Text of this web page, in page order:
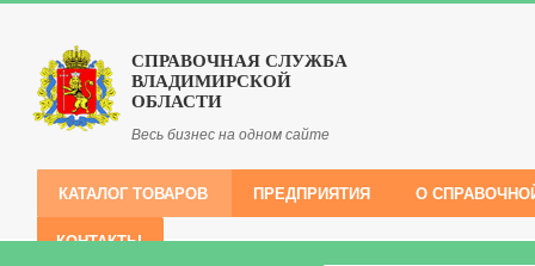
СПРАВОЧНАЯ СЛУЖБА
ВЛАДИМИРСКОЙ
ОБЛАСТИ
Весь бизнес на одном сайте
КАТАЛОГ ТОВАРОВ ПРЕДПРИЯТИЯ О
КОНТАКТЫ